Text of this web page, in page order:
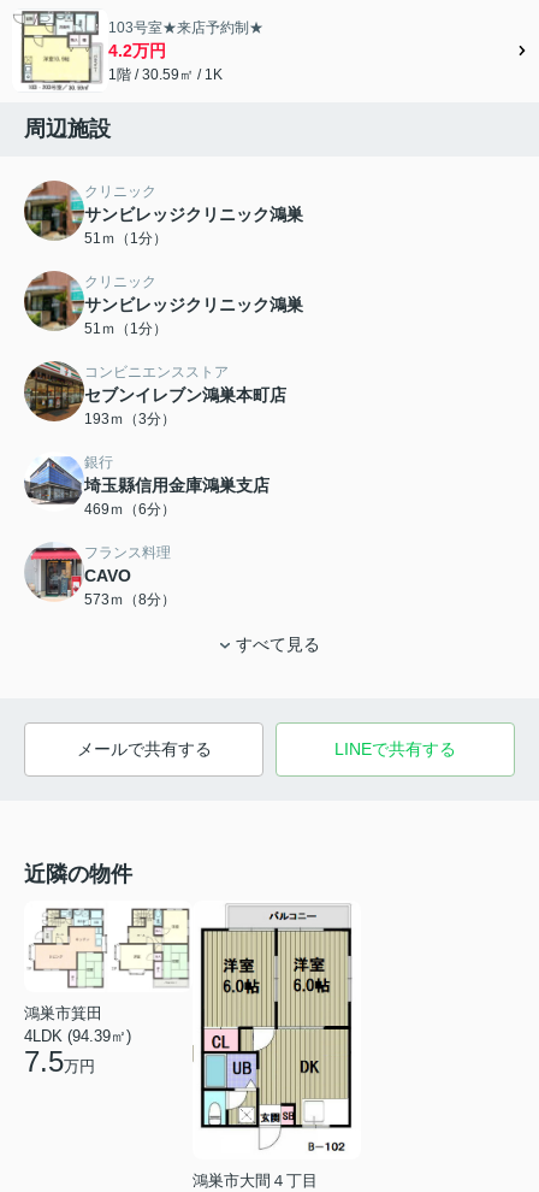
103号室★来店予約制★
4.2万円
1階 / 30.59㎡ / 1K
周辺施設
クリニック
サンビレッジクリニック鴻巣
51ｍ（1分）
クリニック
サンビレッジクリニック鴻巣
51ｍ（1分）
コンビニエンスストア
セブンイレブン鴻巣本町店
193ｍ（3分）
銀行
埼玉縣信用金庫鴻巣支店
469ｍ（6分）
フランス料理
CAVO
573ｍ（8分）
すべて見る
メールで共有する LINEで共有する
近隣の物件
鴻巣市箕田
4LDK (94.39㎡)
7.5万円
鴻巣市大間４丁目